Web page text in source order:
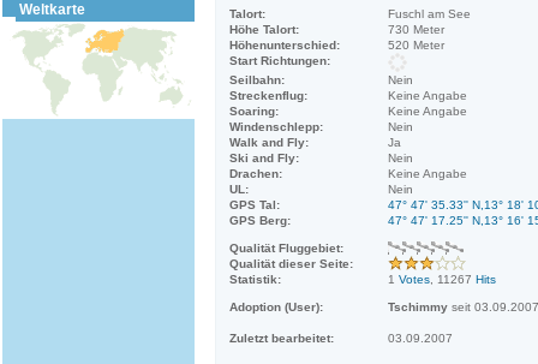
Weltkarte Talort:
Fuschl am See
Höhe Talort:
730 Meter
Höhenunterschied:
520 Meter
Start Richtungen:
Seilbahn:
Nein
Streckenflug:
Keine Angabe
Soaring:
Keine Angabe
Windenschlepp:
Nein
Walk and Fly:
Ja
Ski and Fly:
Nein
Drachen:
Keine Angabe
UL:
Nein
GPS Tal:
47° 47' 35.33'' N,13° 18'
GPS Berg:
47° 47' 17.25'' N,13° 16'
Qualität Fluggebiet:
Qualität dieser Seite:
Statistik:
1 Votes , 11267 Hits
Adoption (User): Tschimmy seit 03.09.2007
Zuletzt bearbeitet: 03.09.2007